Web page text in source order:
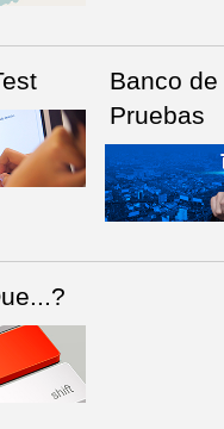
Banco de
Pruebas